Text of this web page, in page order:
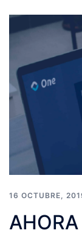
16 OCTUBRE,